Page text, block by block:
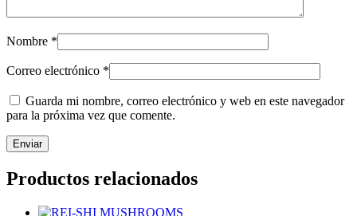
Nombre *
Correo electrónico *
Guarda mi nombre, correo electrónico y web en este navegador
para la próxima vez que comente.
Productos relacionados